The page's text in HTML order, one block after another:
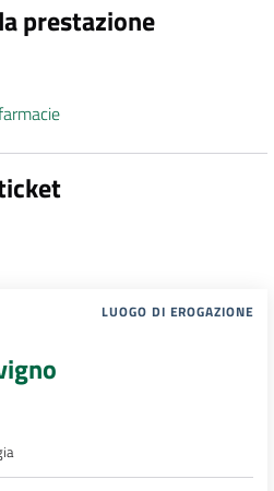
prestazione
LUOGO DI EROGAZIONE